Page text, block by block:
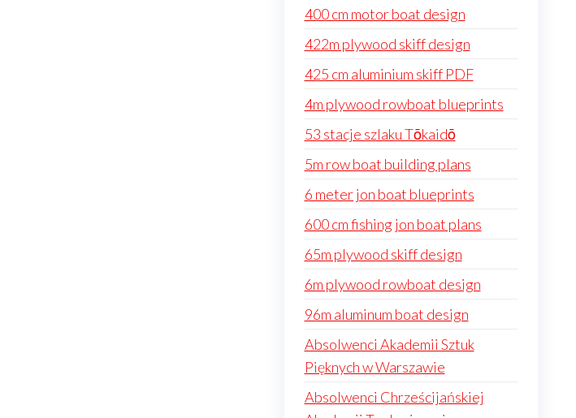
400 cm motor boat design
422m plywood skiff design
425 cm aluminium skiff PDF
4m plywood rowboat blueprints
53 stacje szlaku Tōkaidō
5m row boat building plans
6 meter jon boat blueprints
600 cm fishing jon boat plans
65m plywood skiff design
6m plywood rowboat design
96m aluminum boat design
Absolwenci Akademii Sztuk
Pięknych w Warszawie
Absolwenci Chrześcijańskiej